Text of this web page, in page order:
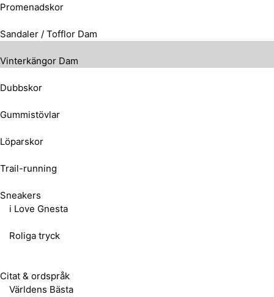
Promenadskor
Sandaler / Tofflor Dam
Vinterkängor Dam
Dubbskor
Gummistövlar
Löparskor
Trail-running
Sneakers
i Love Gnesta
Roliga tryck
Citat & ordspråk
Världens Bästa